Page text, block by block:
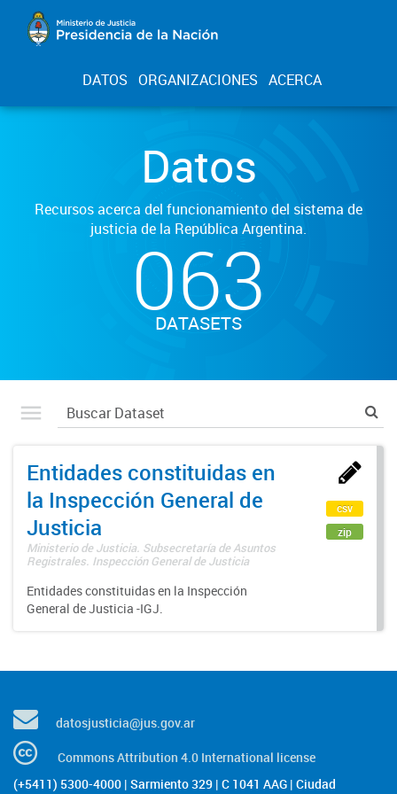
DATOS ORGANIZACIONES ACERCA
Datos
Recursos acerca del funcionamiento del sistema de
justicia de la República Argentina.
063
DATASETS
Entidades constituidas en
la Inspección General de
Justicia
Ministerio de Justicia. Subsecretaría de Asuntos
Registrales. Inspección General de Justicia
Entidades constituidas en la Inspección
General de Justicia -IGJ.
csv
zip
datosjusticia@jus.gov.ar
Commons Attribution 4.0 International license
(+5411) 5300-4000 | Sarmiento 329 | C 1041 AAG | Ciudad